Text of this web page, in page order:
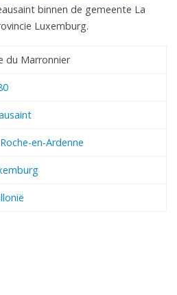
binnen de gemeente La
Luxemburg.
du Marronnier
en-Ardenne